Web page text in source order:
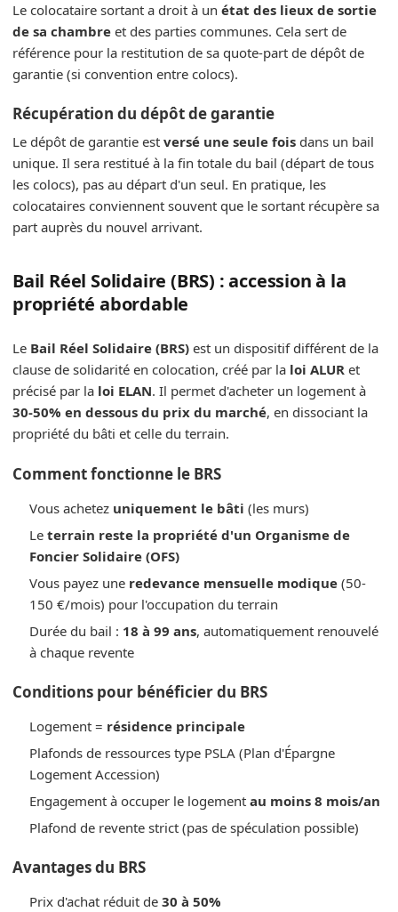
Le colocataire sortant a droit à un état des lieux de sortie
de sa chambre et des parties communes. Cela sert de
référence pour la restitution de sa quote-part de dépôt de
garantie (si convention entre colocs).
Récupération du dépôt de garantie
Le dépôt de garantie est versé une seule fois dans un bail
unique. Il sera restitué à la fin totale du bail (départ de tous
les colocs), pas au départ d'un seul. En pratique, les
colocataires conviennent souvent que le sortant récupère sa
part auprès du nouvel arrivant.
Bail Réel Solidaire (BRS) : accession à la
propriété abordable
Le Bail Réel Solidaire (BRS) est un dispositif différent de la
clause de solidarité en colocation, créé par la loi ALUR et
précisé par la loi ELAN. Il permet d'acheter un logement à
30-50% en dessous du prix du marché, en dissociant la
propriété du bâti et celle du terrain.
Comment fonctionne le BRS
Vous achetez uniquement le bâti (les murs)
Le terrain reste la propriété d'un Organisme de
Foncier Solidaire (OFS)
Vous payez une redevance mensuelle modique(50-
150 €/mois) pour l'occupation du terrain
Durée du bail : 18 à 99 ans, automatiquement renouvelé
à chaque revente
Conditions pour bénéficier du BRS
Logement = résidence principale
Plafonds de ressources type PSLA (Plan d'Épargne
Logement Accession)
Engagement à occuper le logement au moins 8 mois/an
Plafond de revente strict (pas de spéculation possible)
Avantages du BRS
Prix d'achat réduit de 30 à 50%